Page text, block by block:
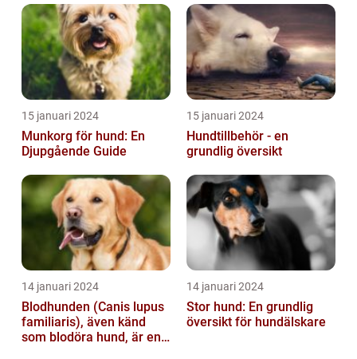
15 januari 2024
Munkorg för hund: En
Djupgående Guide
15 januari 2024
Hundtillbehör - en
grundlig översikt
14 januari 2024
Blodhunden (Canis lupus
familiaris), även känd
som blodöra hund, är en
14 januari 2024
Stor hund: En grundlig
översikt för hundälskare